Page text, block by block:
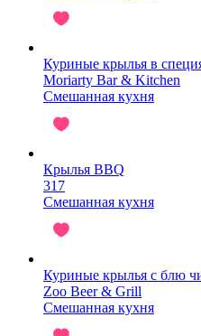
Куриные крылья в
Moriarty Bar & Kitchen
Смешанная кухня
Крылья BBQ
317
Смешанная кухня
Куриные крылья с блю
Zoo Beer & Grill
Смешанная кухня